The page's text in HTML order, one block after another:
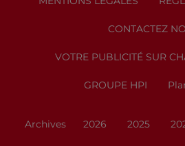
CONTACTEZ
VOTRE PUBLICITÉ SUR
GROUPE HPI
Archives 2026 2025